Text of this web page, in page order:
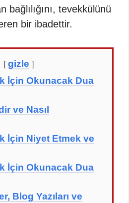
bağlılığını, tevekkülünü
bir ibadettir.
gizle
İçin Okunacak Dua
ve Nasıl
İçin Niyet Etmek ve
İçin Okunacak Dua
Blog Yazıları ve